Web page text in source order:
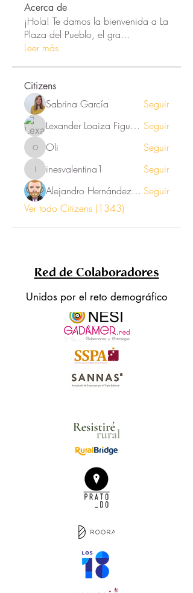
Acerca de
¡Hola! Te damos la bienvenida a La
Plaza del Pueblo, el gra...
Leer más
Citizens
Sabrina García
Seguir
Lexander Loaiza Figueroa Seguir
Oli Oli Seguir
inesvalentina1
inesvalentina1
Seguir
Alejandro Hernández Renner Seguir
Ver todo Citizens (1343)
Red de Colaboradores
Unidos por el reto demográfico